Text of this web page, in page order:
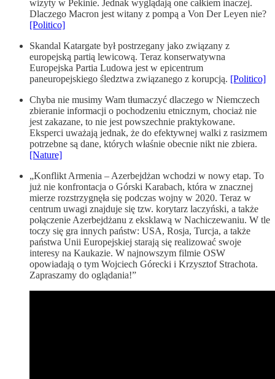
wizyty w Pekinie. Jednak wyglądają one całkiem inaczej.
Dlaczego Macron jest witany z pompą a Von Der Leyen nie?
[Politico]
Skandal Katargate był postrzegany jako związany z
europejską partią lewicową. Teraz konserwatywna
Europejska Partia Ludowa jest w epicentrum
paneuropejskiego śledztwa związanego z korupcją. [Politico]
Chyba nie musimy Wam tłumaczyć dlaczego w Niemczech
zbieranie informacji o pochodzeniu etnicznym, chociaż nie
jest zakazane, to nie jest powszechnie praktykowane.
Eksperci uważają jednak, że do efektywnej walki z rasizmem
potrzebne są dane, których właśnie obecnie nikt nie zbiera.
[Nature]
„Konflikt Armenia – Azerbejdżan wchodzi w nowy etap. To
już nie konfrontacja o Górski Karabach, która w znacznej
mierze rozstrzygnęła się podczas wojny w 2020. Teraz w
centrum uwagi znajduje się tzw. korytarz laczyński, a także
połączenie Azerbejdżanu z eksklawą w Nachiczewaniu. W tle
toczy się gra innych państw: USA, Rosja, Turcja, a także
państwa Unii Europejskiej starają się realizować swoje
interesy na Kaukazie. W najnowszym filmie OSW
opowiadają o tym Wojciech Górecki i Krzysztof Strachota.
Zapraszamy do oglądania!”